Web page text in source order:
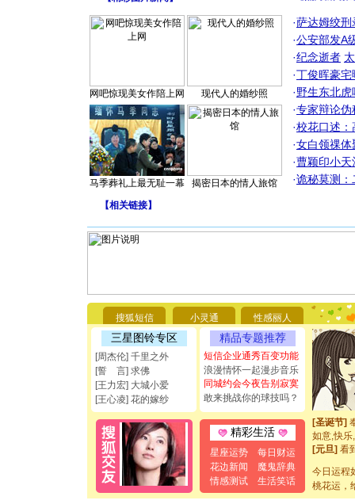
网吧惊现美女作陪上网 现代人的婚纱照
马季葬礼上最无耻一幕 揭密日本的情人旅馆
·萨达姆绞刑
·公安部发A
·纪念逝者
·丁俊晖豪
·野生东北
·专家辩论伪
·校花口述：
·女白领祼体
·曹颖印小天
·诡秘莫测：
【相关链接】
搜狐短信 小灵通 性感丽人
三星图铃专区
[周杰伦] 千里之外
[誓 言] 求佛
[王力宏] 大城小爱
[王心凌] 花的嫁纱
精品专题推荐
短信企业通秀百变功能
浪漫情怀一起漫步音乐
同城约会今夜告别寂寞
敢来挑战你的球技吗？
精彩生活
星座运势
每日财运
花边新闻
魔鬼辞典
情感测试
生活笑话
[圣诞节]
你太多，
要平安
[圣诞节]
能正大光
都要快乐
[圣诞节]
如意,快
[元旦] 看
断电。爱
你是我专
[元旦]如
起；二是
今日运程
桃花运，